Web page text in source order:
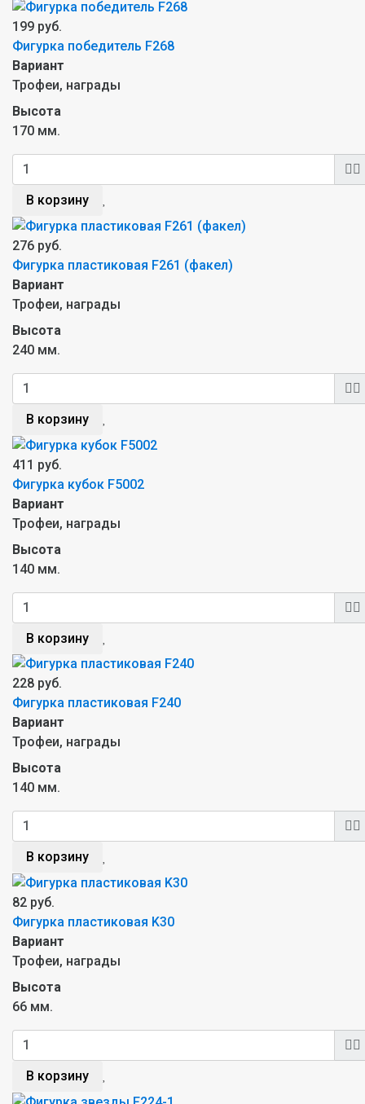
199 руб.
Фигурка победитель F268
Вариант
Трофеи, награды
Высота
170 мм.
В корзину
276 руб.
Фигурка пластиковая F261 (факел)
Вариант
Трофеи, награды
Высота
240 мм.
В корзину
411 руб.
Фигурка кубок F5002
Вариант
Трофеи, награды
Высота
140 мм.
В корзину
228 руб.
Фигурка пластиковая F240
Вариант
Трофеи, награды
Высота
140 мм.
В корзину
82 руб.
Фигурка пластиковая K30
Вариант
Трофеи, награды
Высота
66 мм.
В корзину